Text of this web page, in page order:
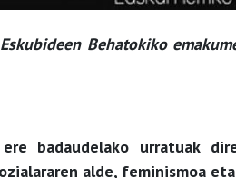
Behatokiko
ere badaudelako urratuak
alde, feminismoa